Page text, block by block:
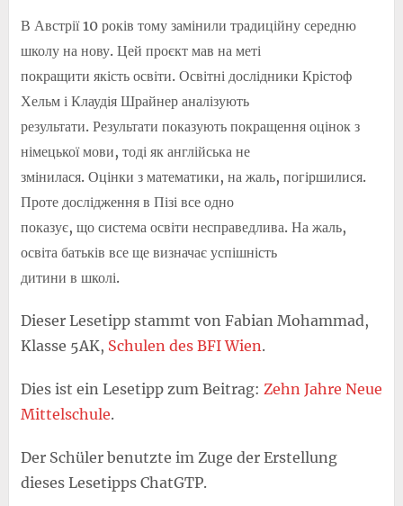
В Австрії 10 років тому замінили традиційну середню
школу на нову. Цей проєкт мав на меті
покращити якість освіти. Освітні дослідники Крістоф
Хельм і Клаудія Шрайнер аналізують
результати. Результати показують покращення оцінок з
німецької мови, тоді як англійська не
змінилася. Оцінки з математики, на жаль, погіршилися.
Проте дослідження в Пізі все одно
показує, що система освіти несправедлива. На жаль,
освіта батьків все ще визначає успішність
дитини в школі.
Dieser Lesetipp stammt von Fabian Mohammad,
Klasse 5AK, Schulen des BFI Wien.
Dies ist ein Lesetipp zum Beitrag: Zehn Jahre Neue
Mittelschule.
Der Schüler benutzte im Zuge der Erstellung
dieses Lesetipps ChatGTP.